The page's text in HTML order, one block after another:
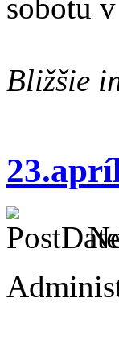
sobotu
Bližšie